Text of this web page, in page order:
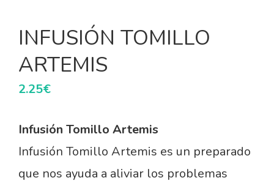
INFUSIÓN TOMILLO
ARTEMIS
2.25€
Infusión Tomillo Artemis
Infusión Tomillo Artemis es un preparado
que nos ayuda a aliviar los problemas